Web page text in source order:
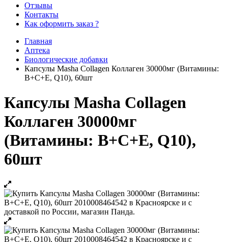
Отзывы
Контакты
Как оформить заказ ?
Главная
Аптека
Биологические добавки
Капсулы Masha Collagen Коллаген 30000мг (Витамины:
В+С+Е, Q10), 60шт
Капсулы Masha Collagen
Коллаген 30000мг
(Витамины: В+С+Е, Q10),
60шт